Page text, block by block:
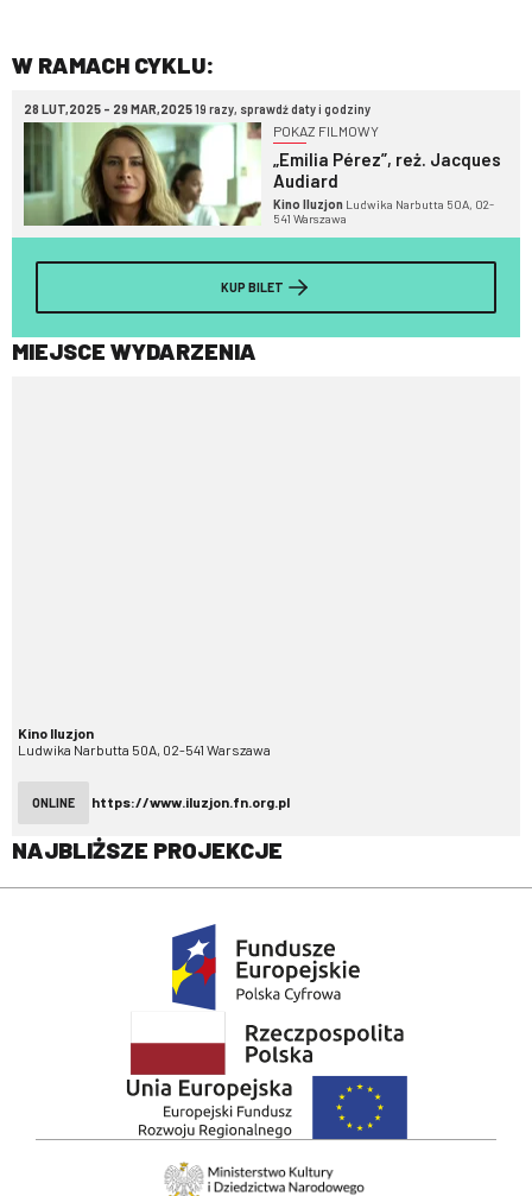
W RAMACH CYKLU:
28 LUT,2025 - 29 MAR,202519 razy, sprawdź daty i godziny
POKAZ FILMOWY
„Emilia Pérez”, reż. Jacques
Audiard
Kino Iluzjon Ludwika Narbutta 50A, 02-
541 Warszawa
KUP BILET
MIEJSCE WYDARZENIA
Kino Iluzjon
Ludwika Narbutta 50A, 02-541 Warszawa
ONLINE https://www.iluzjon.fn.org.pl
NAJBLIŻSZE PROJEKCJE